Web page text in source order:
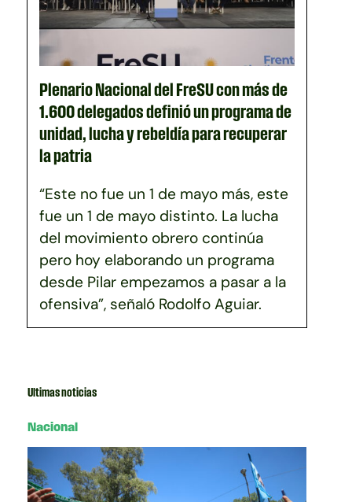
Plenario Nacional del FreSU con más de
1.600 delegados definió un programa de
unidad, lucha y rebeldía para recuperar
la patria
“Este no fue un 1 de mayo más, este
fue un 1 de mayo distinto. La lucha
del movimiento obrero continúa
pero hoy elaborando un programa
desde Pilar empezamos a pasar a la
ofensiva”, señaló Rodolfo Aguiar.
Ultimas noticias
Nacional